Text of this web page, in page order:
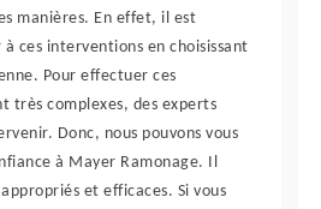
manières. En effet, il est
à ces interventions en choisissant
Pour effectuer ces
très complexes, des experts
Donc, nous pouvons vous
à Mayer Ramonage. Il
et efficaces. Si vous